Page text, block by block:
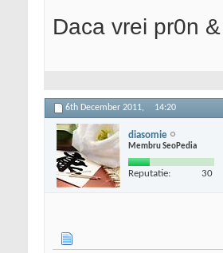
Daca vrei pr0n
6th December 2011, 14:20
diasomie
Membru SeoPedia
Reputatie: 30